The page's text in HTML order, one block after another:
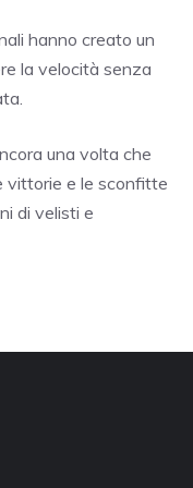
hanno creato un
la velocità senza
una volta che
vittorie e le sconfitte
di velisti e